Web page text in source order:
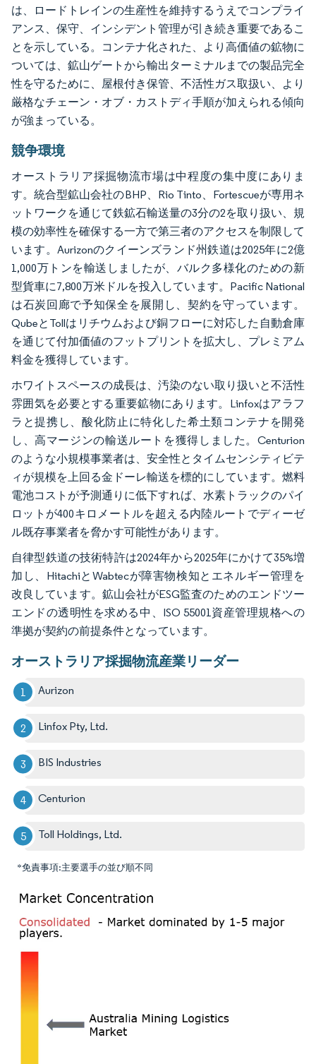
は、ロードトレインの生産性を維持するうえでコンプライ
アンス、保守、インシデント管理が引き続き重要であるこ
とを示している。コンテナ化された、より高価値の鉱物に
ついては、鉱山ゲートから輸出ターミナルまでの製品完全
性を守るために、屋根付き保管、不活性ガス取扱い、より
厳格なチェーン・オブ・カストディ手順が加えられる傾向
が強まっている。
競争環境
オーストラリア採掘物流市場は中程度の集中度にありま
す。統合型鉱山会社のBHP、Rio Tinto、Fortescueが専用ネ
ットワークを通じて鉄鉱石輸送量の3分の2を取り扱い、規
模の効率性を確保する一方で第三者のアクセスを制限して
います。Aurizonのクイーンズランド州鉄道は2025年に2億
1,000万トンを輸送しましたが、バルク多様化のための新
型貨車に7,800万米ドルを投入しています。Pacific National
は石炭回廊で予知保全を展開し、契約を守っています。
QubeとTollはリチウムおよび銅フローに対応した自動倉庫
を通じて付加価値のフットプリントを拡大し、プレミアム
料金を獲得しています。
ホワイトスペースの成長は、汚染のない取り扱いと不活性
雰囲気を必要とする重要鉱物にあります。Linfoxはアラフ
ラと提携し、酸化防止に特化した希土類コンテナを開発
し、高マージンの輸送ルートを獲得しました。Centurion
のような小規模事業者は、安全性とタイムセンシティビテ
ィが規模を上回る金ドーレ輸送を標的にしています。燃料
電池コストが予測通りに低下すれば、水素トラックのパイ
ロットが400キロメートルを超える内陸ルートでディーゼ
ル既存事業者を脅かす可能性があります。
自律型鉄道の技術特許は2024年から2025年にかけて35%増
加し、HitachiとWabtecが障害物検知とエネルギー管理を
改良しています。鉱山会社がESG監査のためのエンドツー
エンドの透明性を求める中、ISO 55001資産管理規格への
準拠が契約の前提条件となっています。
オーストラリア採掘物流産業リーダー
Aurizon
Linfox Pty, Ltd.
BIS Industries
Centurion
Toll Holdings, Ltd.
*免責事項:主要選手の並び順不同